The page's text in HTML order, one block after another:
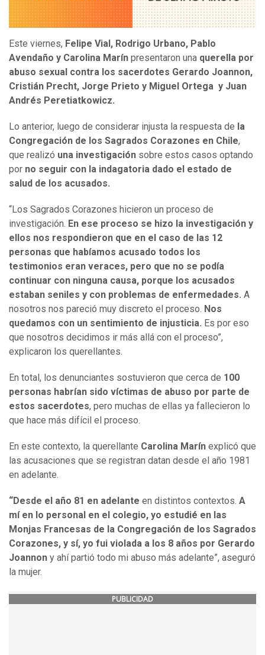
Este viernes, Felipe Vial, Rodrigo Urbano, Pablo
Avendaño y Carolina Marín presentaron una querella por
abuso sexual contra los sacerdotes Gerardo Joannon,
Cristián Precht, Jorge Prieto y Miguel Ortega y Juan
Andrés Peretiatkowicz.
Lo anterior, luego de considerar injusta la respuesta de la
Congregación de los Sagrados Corazones en Chile,
que realizó una investigación sobre estos casos optando
por no seguir con la indagatoria dado el estado de
salud de los acusados.
“Los Sagrados Corazones hicieron un proceso de
investigación. En ese proceso se hizo la investigación y
ellos nos respondieron que en el caso de las 12
personas que habíamos acusado todos los
testimonios eran veraces, pero que no se podía
continuar con ninguna causa, porque los acusados
estaban seniles y con problemas de enfermedades. A
nosotros nos pareció muy discreto el proceso. Nos
quedamos con un sentimiento de injusticia. Es por eso
que nosotros decidimos ir más allá con el proceso”,
explicaron los querellantes.
En total, los denunciantes sostuvieron que cerca de 100
personas habrían sido víctimas de abuso por parte de
estos sacerdotes, pero muchas de ellas ya fallecieron lo
que hace más difícil el proceso.
En este contexto, la querellante Carolina Marín explicó que
las acusaciones que se registran datan desde el año 1981
en adelante.
“Desde el año 81 en adelante en distintos contextos. A
mí en lo personal en el colegio, yo estudié en las
Monjas Francesas de la Congregación de los Sagrados
Corazones, y sí, yo fui violada a los 8 años por Gerardo
Joannon y ahí partió todo mi abuso más adelante”, aseguró
la mujer.
PUBLICIDAD